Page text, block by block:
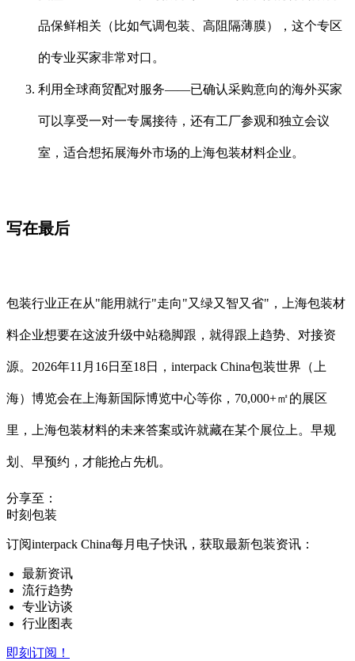
品保鲜相关（比如气调包装、高阻隔薄膜），这个专区
的专业买家非常对口。
利用全球商贸配对服务——已确认采购意向的海外买家
可以享受一对一专属接待，还有工厂参观和独立会议
室，适合想拓展海外市场的上海包装材料企业。
写在最后
包装行业正在从"能用就行"走向"又绿又智又省"，上海包装材
料企业想要在这波升级中站稳脚跟，就得跟上趋势、对接资
源。2026年11月16日至18日，interpack China包装世界（上
海）博览会在上海新国际博览中心等你，70,000+㎡的展区
里，上海包装材料的未来答案或许就藏在某个展位上。早规
划、早预约，才能抢占先机。
分享至：
时刻包装
订阅interpack China每月电子快讯，获取最新包装资讯：
最新资讯
流行趋势
专业访谈
行业图表
即刻订阅！